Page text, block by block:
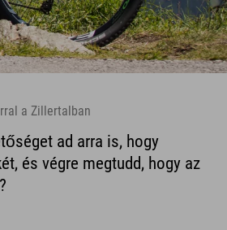
a Zillertalban
ad arra is, hogy
és végre megtudd, hogy az